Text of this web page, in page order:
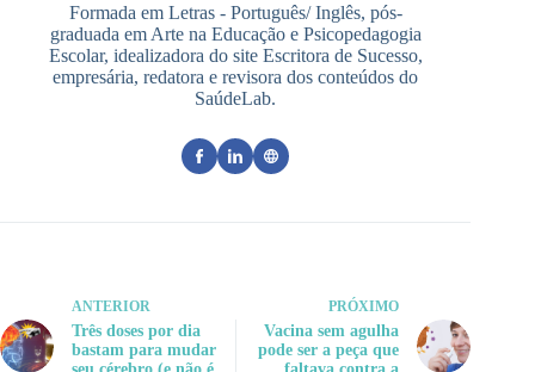
Formada em Letras - Português/ Inglês, pós-
graduada em Arte na Educação e Psicopedagogia
Escolar, idealizadora do site Escritora de Sucesso,
empresária, redatora e revisora dos conteúdos do
SaúdeLab.
ANTERIOR
Três doses por dia
bastam para mudar
PRÓXIMO
Vacina sem agulha
pode ser a peça que